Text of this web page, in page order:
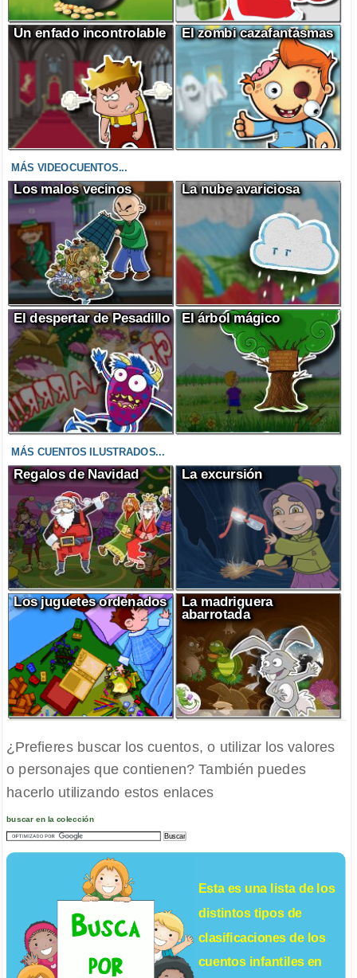
Un enfado incontrolable El zombi cazafantasmas
MÁS VIDEOCUENTOS...
Los malos vecinos La nube avariciosa
El despertar de Pesadillo El árbol mágico
MÁS CUENTOS ILUSTRADOS...
Regalos de Navidad La excursión
Los juguetes ordenados
La madriguera
abarrotada
¿Prefieres buscar los cuentos, o utilizar los valores
o personajes que contienen? También puedes
hacerlo utilizando estos enlaces
buscar en la colección
Esta es una lista de los
distintos tipos de
clasificaciones de los
cuentos infantilesen